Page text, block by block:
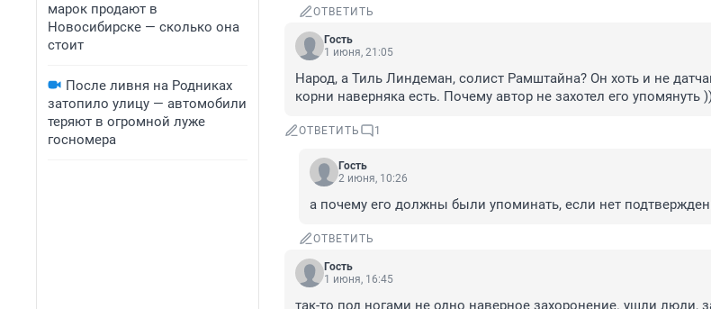
марок продают в
Новосибирске — сколько она
стоит
После ливня на Родниках
затопило улицу — автомобили
теряют в огромной луже
госномера
ОТВЕТИТЬ
Гость
1 июня, 21:05
Народ, а Тиль Линдеман, солист Рамштайна? Он хоть и не
корни наверняка есть. Почему автор не захотел его упомянуть
ОТВЕТИТЬ 1
Гость
2 июня, 10:26
а почему его должны были упоминать, если нет
ОТВЕТИТЬ
Гость
1 июня, 16:45
так-то под ногами не одно наверное захоронение. ушли люди,